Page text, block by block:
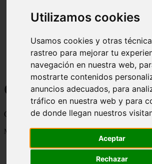
Utilizamos cookies
Usamos cookies y otras
rastreo para mejorar tu
navegación en nuestra web,
mostrarte contenidos
anuncios adecuados, para
tráfico en nuestra web y para
de donde llegan nuestros
Aceptar
Rechazar
Curiosidades y Sabias
Cosas curiosas, curiosidades, noticias
Mostrando 1 - 24 de 2834 artículos